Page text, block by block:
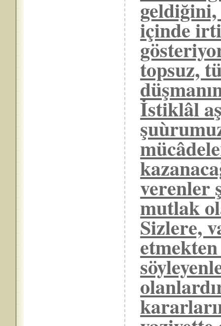
içinde
topsuz,
İstiklâl
verenler
mutlak
Sizlere,